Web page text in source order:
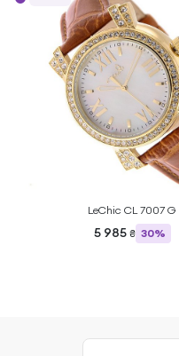
LeChic CL 7007 G
5 985 ₴ 30%